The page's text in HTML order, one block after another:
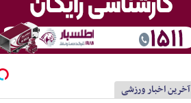
آخرین اخبار ورزشی